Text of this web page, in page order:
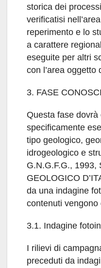
storica dei
verificatisi
reperimento e lo
a carattere
eseguite per altri
con l’area oggetto
3. FASE
Questa fase
specificamente
tipo geologico,
idrogeologico e
G.N.G.F.G., 1993,
GEOLOGICO
da una indagine
contenuti
3.1. Indagine
I rilievi di
preceduti da